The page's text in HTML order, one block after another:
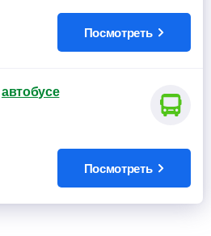
Посмотреть
автобусе
Посмотреть